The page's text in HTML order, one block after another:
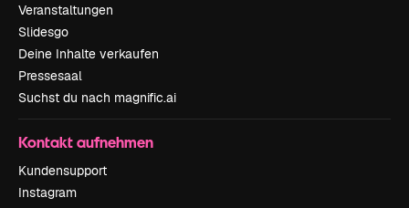
Veranstaltungen
Slidesgo
Deine Inhalte verkaufen
Pressesaal
Suchst du nach magnific.ai
Kontakt aufnehmen
Kundensupport
Instagram